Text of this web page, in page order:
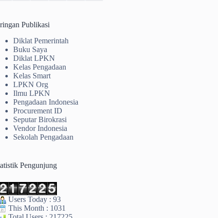
Publikasi
Diklat Pemerintah
Buku Saya
Diklat LPKN
Kelas Pengadaan
Kelas Smart
LPKN Org
Ilmu LPKN
Pengadaan Indonesia
Procurement ID
Seputar Birokrasi
Vendor Indonesia
Sekolah Pengadaan
Pengunjung
Users Today : 93
This Month : 1031